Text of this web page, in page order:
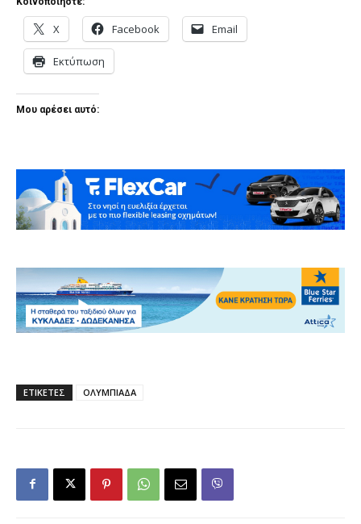
X Facebook Email
Εκτύπωση
Μου αρέσει αυτό:
ΕΤΙΚΕΤΕΣ ΟΛΥΜΠΙΑΔΑ